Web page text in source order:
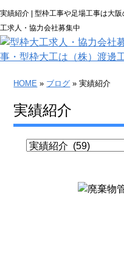
実績紹介 | 型枠工事や足場工事は大
工求人・協力会社募集中
HOME » ブログ » 実績紹介
実績紹介